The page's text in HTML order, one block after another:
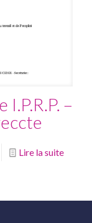
–
Lire la suite